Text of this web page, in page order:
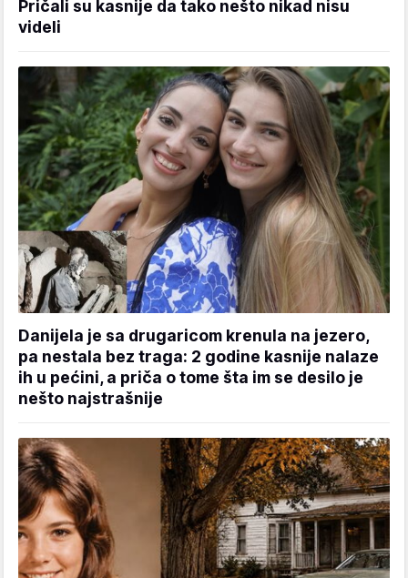
Pričali su kasnije da tako nešto nikad nisu
videli
Danijela je sa drugaricom krenula na jezero,
pa nestala bez traga: 2 godine kasnije nalaze
ih u pećini, a priča o tome šta im se desilo je
nešto najstrašnije